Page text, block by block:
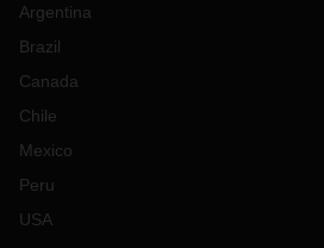
Argentina
Brazil
Canada
Chile
Mexico
Peru
USA